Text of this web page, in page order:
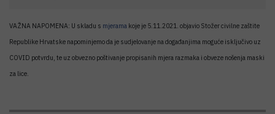
VAŽNA NAPOMENA: U skladu s mjerama koje je 5.11.2021. objavio Stožer civilne zaštite
Republike Hrvatske napominjemo da je sudjelovanje na događanjima moguće isključivo uz
COVID potvrdu, te uz obvezno poštivanje propisanih mjera razmaka i obveze nošenja maski
za lice.